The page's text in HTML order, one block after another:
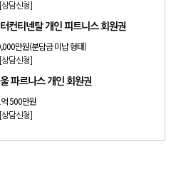
[상담신청]
컨티넨탈 개인 피트니스 회원권
만원(분담금 미납 형태)
[상담신청]
파르나스 개인 회원권
500만원
[상담신청]